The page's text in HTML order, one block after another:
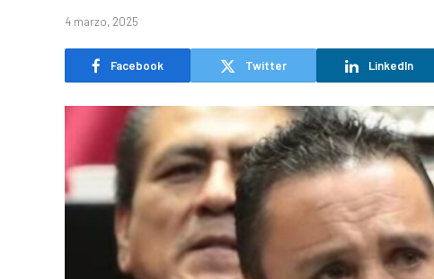
4 marzo, 2025
Facebook Twitter LinkedIn